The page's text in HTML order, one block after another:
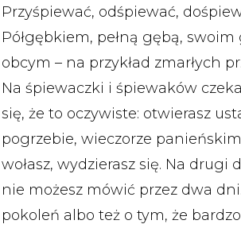
Przyśpiewać, odśpiewać,
Półgębkiem, pełną gębą,
obcym – na przykład zmarłych
Na śpiewaczki i śpiewaków
się, że to oczywiste: otwierasz
pogrzebie, wieczorze
wołasz, wydzierasz się. Na
nie możesz mówić przez dwa
pokoleń albo też o tym, że